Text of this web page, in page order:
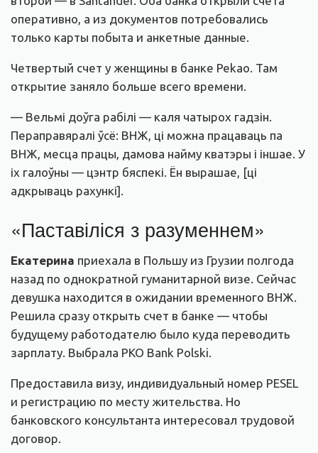
оперативно, а из документов потребовались
только карты побыта и анкетные данные.
Четвертый счет у женщины в банке Pekao. Там
открытие заняло больше всего времени.
— Вельмі доўга рабілі — каля чатырох гадзін.
Пераправяралі ўсё: ВНЖ, ці можна працаваць па
ВНЖ, месца працы, дамова найму кватэры і іншае. У
іх галоўны — цэнтр бяспекі. Ён вырашае, [ці
адкрываць рахункі].
«Паставіліся з разуменнем»
Екатерина приехала в Польшу из Грузии полгода
назад по однократной гуманитарной визе. Сейчас
девушка находится в ожидании временного ВНЖ.
Решила сразу открыть счет в банке — чтобы
будущему работодателю было куда переводить
зарплату. Выбрала PKO Bank Polski.
Предоставила визу, индивидуальный номер PESEL
и регистрацию по месту жительства. Но
банковского консультанта интересовал трудовой
договор.